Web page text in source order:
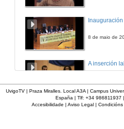
Inauguración
8 de maio de
Apertura do
UvigoTV | Praza Miralles. Local A3A | Campus
España | Tlf: +34 986811937 |
Accesibilidade | Aviso Legal|